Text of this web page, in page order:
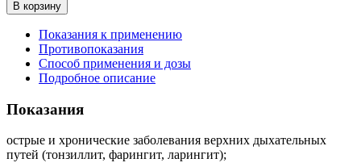
В корзину
Показания к применению
Противопоказания
Способ применения и дозы
Подробное описание
Показания
острые и хронические заболевания верхних дыхательных
путей (тонзиллит, фарингит, ларингит);